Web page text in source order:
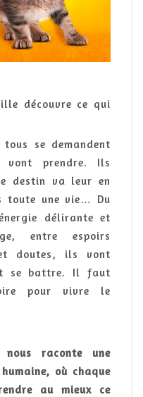
découvre ce qui
se demandent
vont prendre. Ils
destin va leur en
toute une vie… Du
délirante et
entre espoirs
et doutes, ils vont
se battre. Il faut
pour vivre le
raconte une
où chaque
au mieux ce